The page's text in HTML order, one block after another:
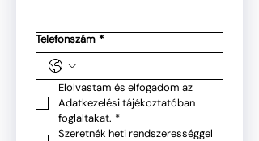
Telefonszám *
Elolvastam és elfogadom az
Adatkezelési tájékoztatóban
foglaltakat. *
Szeretnék heti rendszerességgel